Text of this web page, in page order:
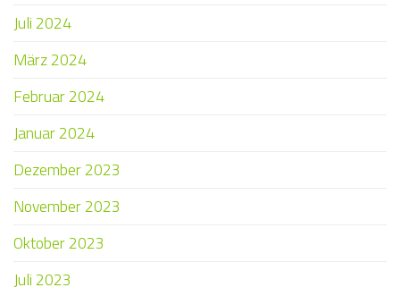
Juli 2024
März 2024
Februar 2024
Januar 2024
Dezember 2023
November 2023
Oktober 2023
Juli 2023